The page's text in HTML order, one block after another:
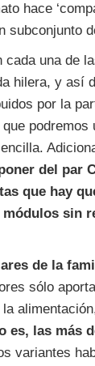
hace
subconjunto
cada una de
hilera, y así
por la
podremos
del par
que hay
sin
de la
sólo
es, las más
variantes